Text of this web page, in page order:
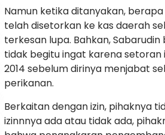
Namun ketika ditanyakan,
telah disetorkan ke kas daerah
terkesan lupa. Bahkan,
tidak begitu ingat karena setoran
2014 sebelum dirinya menjabat
perikanan.
Berkaitan dengan izin, pihaknya
izinnnya ada atau tidak ada,